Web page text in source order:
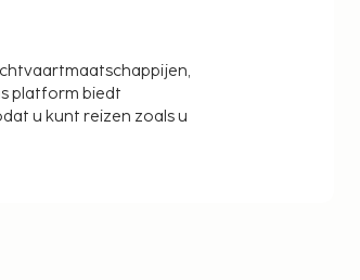
platform biedt
u kunt reizen zoals u